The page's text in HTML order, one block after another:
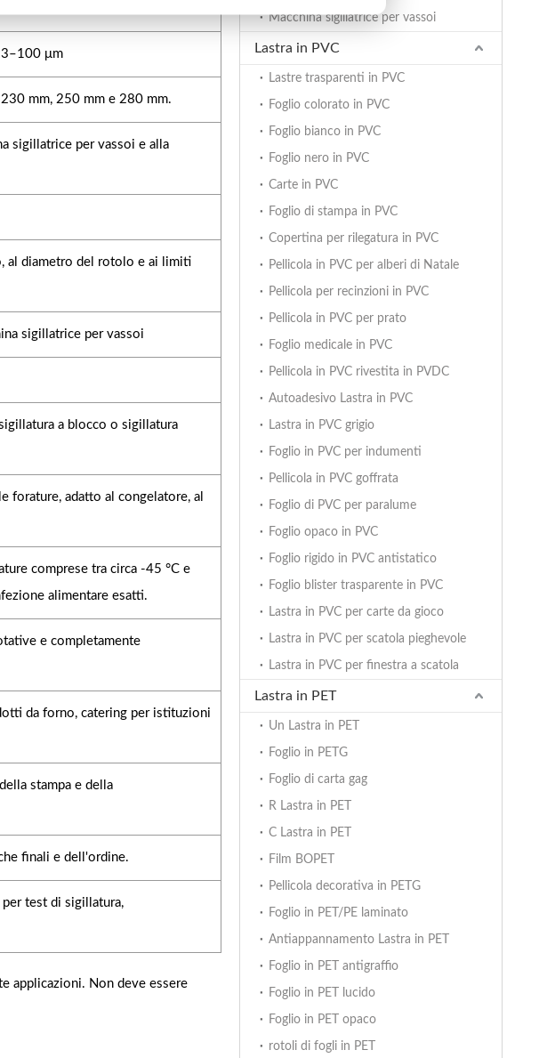
μm
mm, 250 mm e 280 mm.
sigillatrice per vassoi e alla
al diametro del rotolo e ai limiti
sigillatrice per vassoi
a blocco o sigillatura
forature, adatto al congelatore, al
comprese tra circa -45 °C e
alimentare esatti.
e completamente
da forno, catering per istituzioni
stampa e della
finali e dell'ordine.
test di sigillatura,
applicazioni. Non deve essere
Macchina sigillatrice per vassoi
Lastra in PVC
Lastre trasparenti in PVC
Foglio colorato in PVC
Foglio bianco in PVC
Foglio nero in PVC
Carte in PVC
Foglio di stampa in PVC
Copertina per rilegatura in PVC
Pellicola in PVC per alberi di Natale
Pellicola per recinzioni in PVC
Pellicola in PVC per prato
Foglio medicale in PVC
Pellicola in PVC rivestita in PVDC
Autoadesivo Lastra in PVC
Lastra in PVC grigio
Foglio in PVC per indumenti
Pellicola in PVC goffrata
Foglio di PVC per paralume
Foglio opaco in PVC
Foglio rigido in PVC antistatico
Foglio blister trasparente in PVC
Lastra in PVC per carte da gioco
Lastra in PVC per scatola pieghevole
Lastra in PVC per finestra a scatola
Lastra in PET
Un Lastra in PET
Foglio in PETG
Foglio di carta gag
R Lastra in PET
C Lastra in PET
Film BOPET
Pellicola decorativa in PETG
Foglio in PET/PE laminato
Antiappannamento Lastra in PET
Foglio in PET antigraffio
Foglio in PET lucido
Foglio in PET opaco
rotoli di fogli in PET